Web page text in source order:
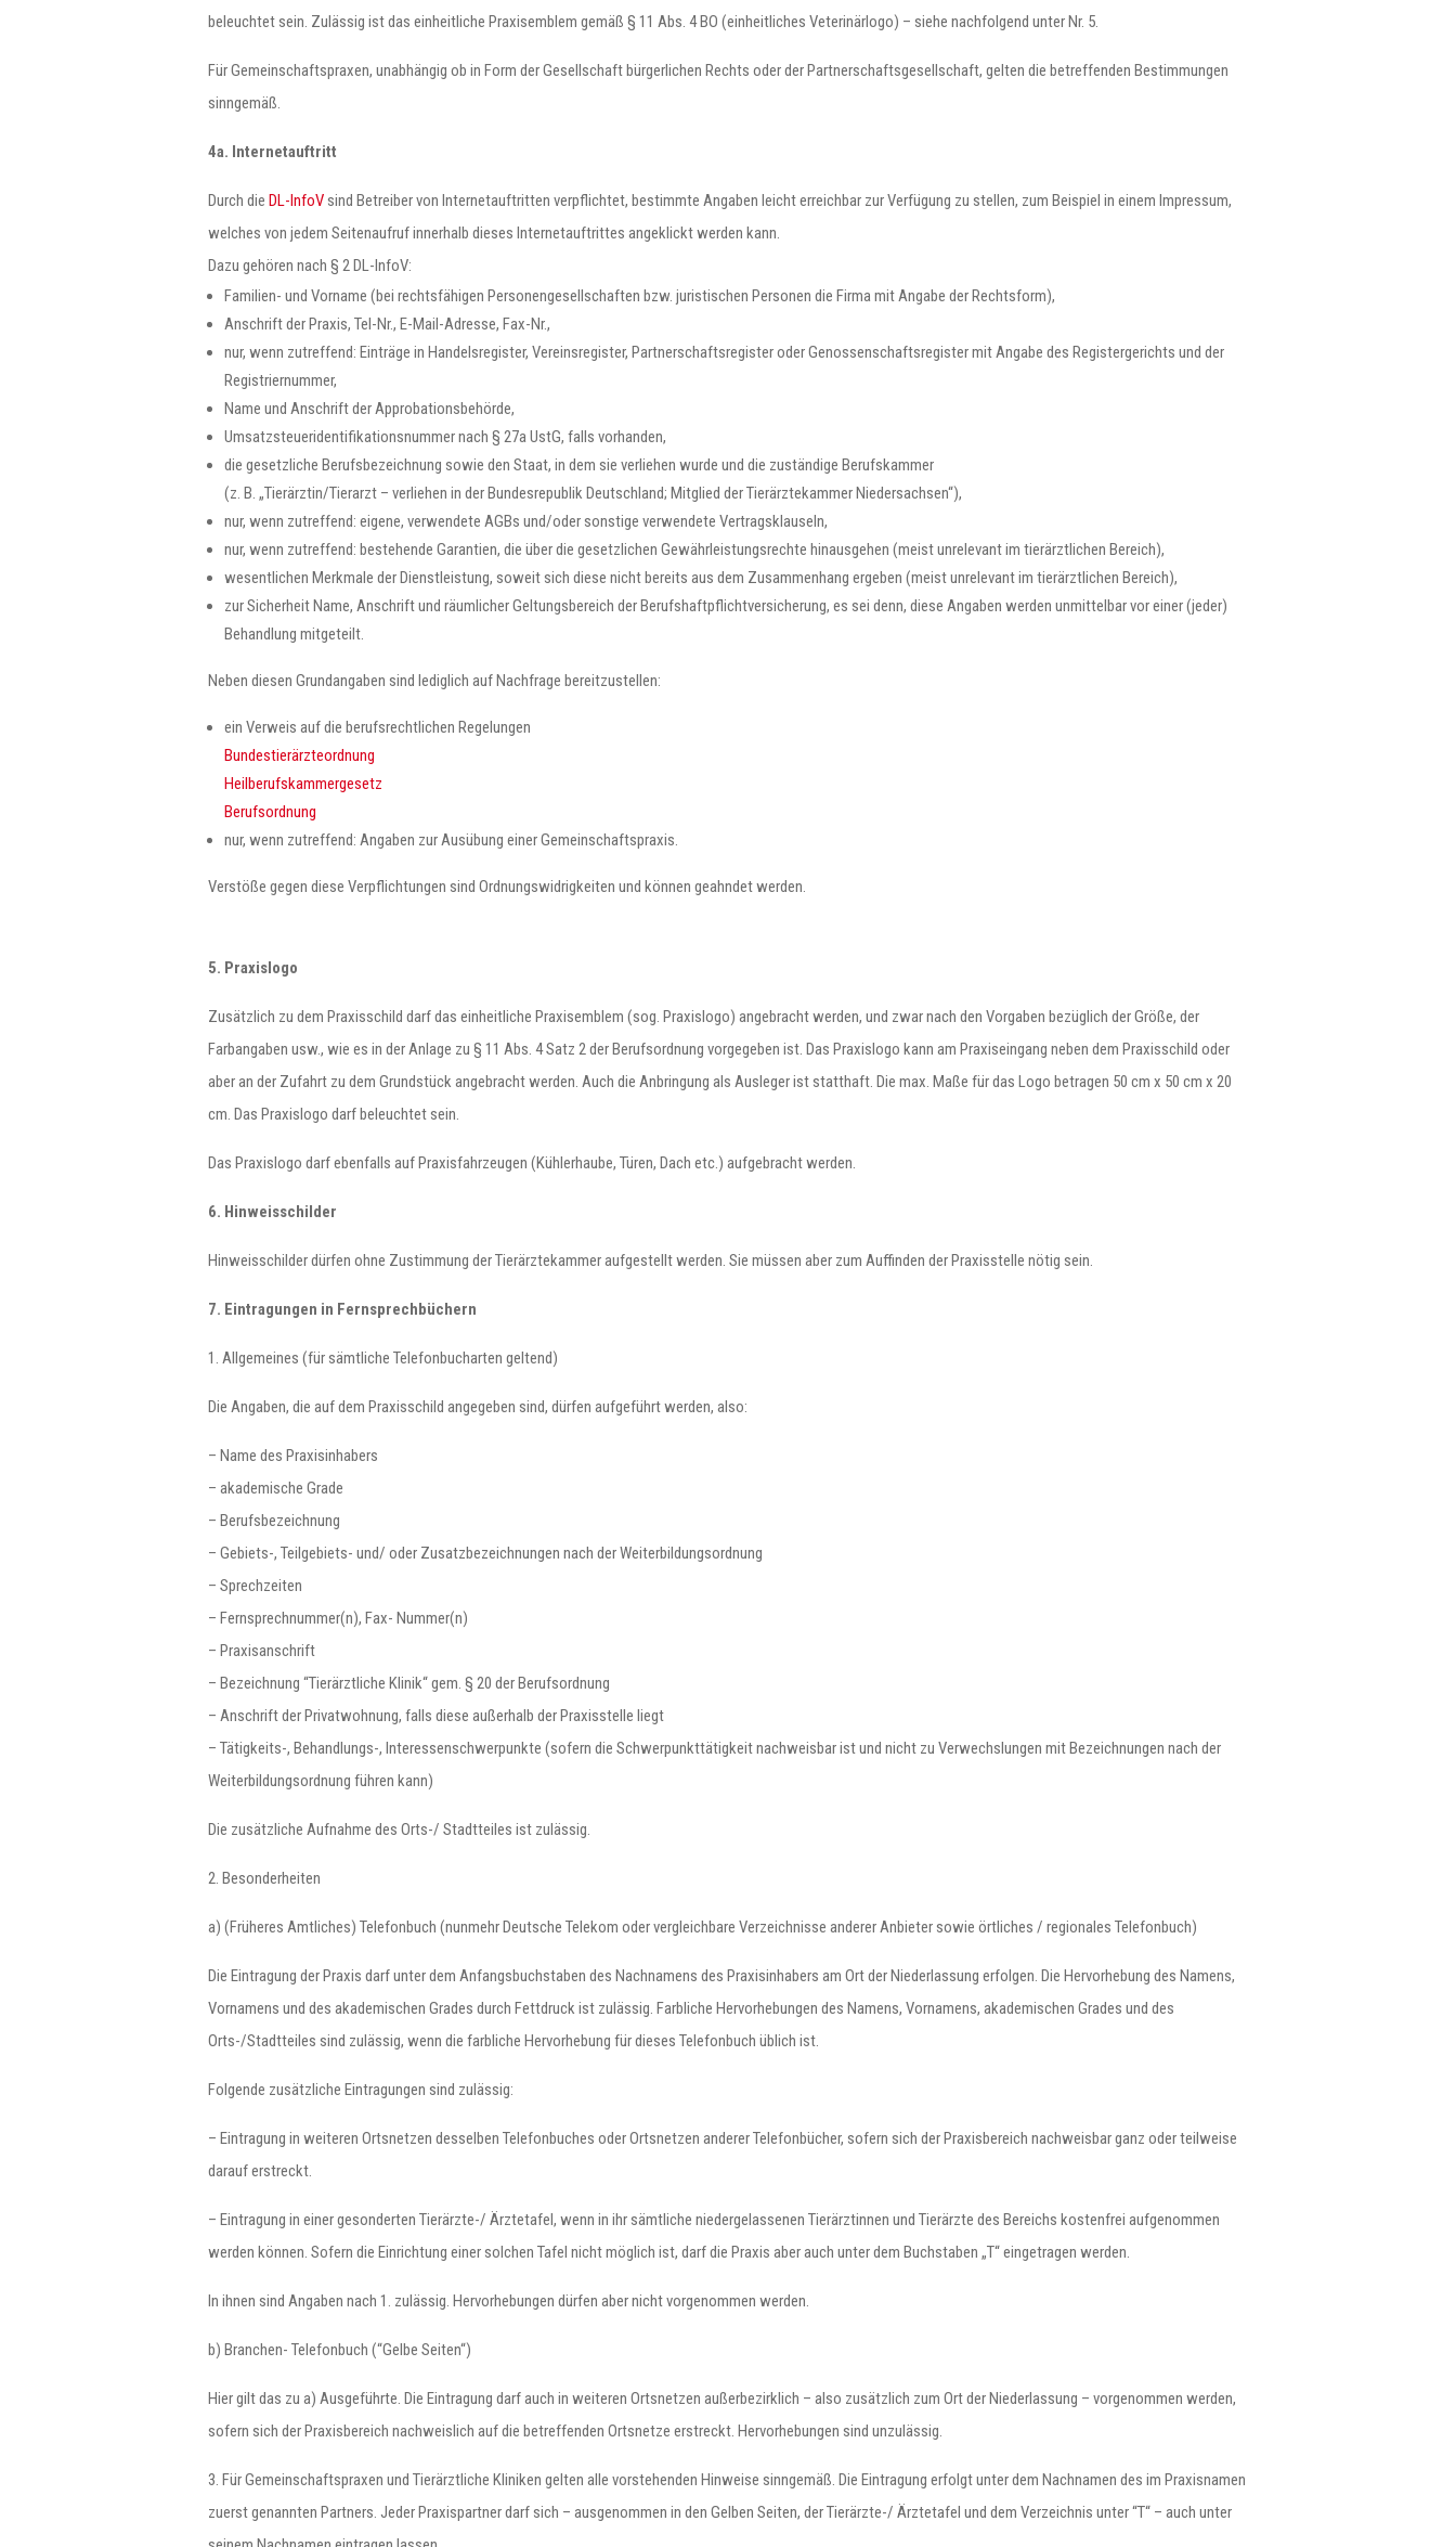
beleuchtet sein. Zulässig ist das einheitliche Praxisemblem gemäß § 11 Abs. 4 BO (einheitliches Veterinärlogo) – siehe nachfolgend unter Nr. 5.
Für Gemeinschaftspraxen, unabhängig ob in Form der Gesellschaft bürgerlichen Rechts oder der Partnerschaftsgesellschaft, gelten die betreffenden Bestimmungen
sinngemäß.
4a. Internetauftritt
Durch die DL-InfoVsind Betreiber von Internetauftritten verpflichtet, bestimmte Angaben leicht erreichbar zur Verfügung zu stellen, zum Beispiel in einem Impressum,
welches von jedem Seitenaufruf innerhalb dieses Internetauftrittes angeklickt werden kann.
Dazu gehören nach § 2 DL-InfoV:
Familien- und Vorname (bei rechtsfähigen Personengesellschaften bzw. juristischen Personen die Firma mit Angabe der Rechtsform),
Anschrift der Praxis, Tel-Nr., E-Mail-Adresse, Fax-Nr.,
nur, wenn zutreffend: Einträge in Handelsregister, Vereinsregister, Partnerschaftsregister oder Genossenschaftsregister mit Angabe des Registergerichts und der
Registriernummer,
Name und Anschrift der Approbationsbehörde,
Umsatzsteueridentifikationsnummer nach § 27a UstG, falls vorhanden,
die gesetzliche Berufsbezeichnung sowie den Staat, in dem sie verliehen wurde und die zuständige Berufskammer
(z. B. „Tierärztin/Tierarzt – verliehen in der Bundesrepublik Deutschland; Mitglied der Tierärztekammer Niedersachsen“),
nur, wenn zutreffend: eigene, verwendete AGBs und/oder sonstige verwendete Vertragsklauseln,
nur, wenn zutreffend: bestehende Garantien, die über die gesetzlichen Gewährleistungsrechte hinausgehen (meist unrelevant im tierärztlichen Bereich),
wesentlichen Merkmale der Dienstleistung, soweit sich diese nicht bereits aus dem Zusammenhang ergeben (meist unrelevant im tierärztlichen Bereich),
zur Sicherheit Name, Anschrift und räumlicher Geltungsbereich der Berufshaftpflichtversicherung, es sei denn, diese Angaben werden unmittelbar vor einer (jeder)
Behandlung mitgeteilt.
Neben diesen Grundangaben sind lediglich auf Nachfrage bereitzustellen:
ein Verweis auf die berufsrechtlichen Regelungen
Bundestierärzteordnung
Heilberufskammergesetz
Berufsordnung
nur, wenn zutreffend: Angaben zur Ausübung einer Gemeinschaftspraxis.
Verstöße gegen diese Verpflichtungen sind Ordnungswidrigkeiten und können geahndet werden.
5. Praxislogo
Zusätzlich zu dem Praxisschild darf das einheitliche Praxisemblem (sog. Praxislogo) angebracht werden, und zwar nach den Vorgaben bezüglich der Größe, der
Farbangaben usw., wie es in der Anlage zu § 11 Abs. 4 Satz 2 der Berufsordnung vorgegeben ist. Das Praxislogo kann am Praxiseingang neben dem Praxisschild oder
aber an der Zufahrt zu dem Grundstück angebracht werden. Auch die Anbringung als Ausleger ist statthaft. Die max. Maße für das Logo betragen 50 cm x 50 cm x 20
cm. Das Praxislogo darf beleuchtet sein.
Das Praxislogo darf ebenfalls auf Praxisfahrzeugen (Kühlerhaube, Türen, Dach etc.) aufgebracht werden.
6. Hinweisschilder
Hinweisschilder dürfen ohne Zustimmung der Tierärztekammer aufgestellt werden. Sie müssen aber zum Auffinden der Praxisstelle nötig sein.
7. Eintragungen in Fernsprechbüchern
1. Allgemeines (für sämtliche Telefonbucharten geltend)
Die Angaben, die auf dem Praxisschild angegeben sind, dürfen aufgeführt werden, also:
– Name des Praxisinhabers
– akademische Grade
– Berufsbezeichnung
– Gebiets-, Teilgebiets- und/ oder Zusatzbezeichnungen nach der Weiterbildungsordnung
– Sprechzeiten
– Fernsprechnummer(n), Fax- Nummer(n)
– Praxisanschrift
– Bezeichnung “Tierärztliche Klinik“ gem. § 20 der Berufsordnung
– Anschrift der Privatwohnung, falls diese außerhalb der Praxisstelle liegt
– Tätigkeits-, Behandlungs-, Interessenschwerpunkte (sofern die Schwerpunkttätigkeit nachweisbar ist und nicht zu Verwechslungen mit Bezeichnungen nach der
Weiterbildungsordnung führen kann)
Die zusätzliche Aufnahme des Orts-/ Stadtteiles ist zulässig.
2. Besonderheiten
a) (Früheres Amtliches) Telefonbuch (nunmehr Deutsche Telekom oder vergleichbare Verzeichnisse anderer Anbieter sowie örtliches / regionales Telefonbuch)
Die Eintragung der Praxis darf unter dem Anfangsbuchstaben des Nachnamens des Praxisinhabers am Ort der Niederlassung erfolgen. Die Hervorhebung des Namens,
Vornamens und des akademischen Grades durch Fettdruck ist zulässig. Farbliche Hervorhebungen des Namens, Vornamens, akademischen Grades und des
Orts-/Stadtteiles sind zulässig, wenn die farbliche Hervorhebung für dieses Telefonbuch üblich ist.
Folgende zusätzliche Eintragungen sind zulässig:
– Eintragung in weiteren Ortsnetzen desselben Telefonbuches oder Ortsnetzen anderer Telefonbücher, sofern sich der Praxisbereich nachweisbar ganz oder teilweise
darauf erstreckt.
– Eintragung in einer gesonderten Tierärzte-/ Ärztetafel, wenn in ihr sämtliche niedergelassenen Tierärztinnen und Tierärzte des Bereichs kostenfrei aufgenommen
werden können. Sofern die Einrichtung einer solchen Tafel nicht möglich ist, darf die Praxis aber auch unter dem Buchstaben „T“ eingetragen werden.
In ihnen sind Angaben nach 1. zulässig. Hervorhebungen dürfen aber nicht vorgenommen werden.
b) Branchen- Telefonbuch (“Gelbe Seiten“)
Hier gilt das zu a) Ausgeführte. Die Eintragung darf auch in weiteren Ortsnetzen außerbezirklich – also zusätzlich zum Ort der Niederlassung – vorgenommen werden,
sofern sich der Praxisbereich nachweislich auf die betreffenden Ortsnetze erstreckt. Hervorhebungen sind unzulässig.
3. Für Gemeinschaftspraxen und Tierärztliche Kliniken gelten alle vorstehenden Hinweise sinngemäß. Die Eintragung erfolgt unter dem Nachnamen des im Praxisnamen
zuerst genannten Partners. Jeder Praxispartner darf sich – ausgenommen in den Gelben Seiten, der Tierärzte-/ Ärztetafel und dem Verzeichnis unter “T“ – auch unter